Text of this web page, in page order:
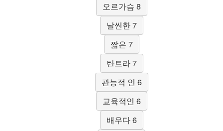
오르가슴 8
날씬한 7
짧은 7
탄트라 7
관능적 인 6
교육적인 6
배우다 6